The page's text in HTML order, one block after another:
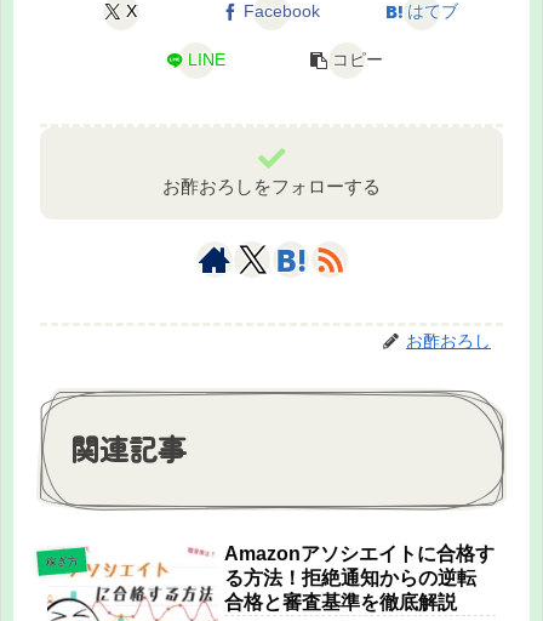
X Facebook はてブ
LINE コピー
お酢おろしをフォローする
お酢おろし
関連記事
稼ぎ方
Amazonアソシエイトに合格す
る方法！拒絶通知からの逆転
合格と審査基準を徹底解説